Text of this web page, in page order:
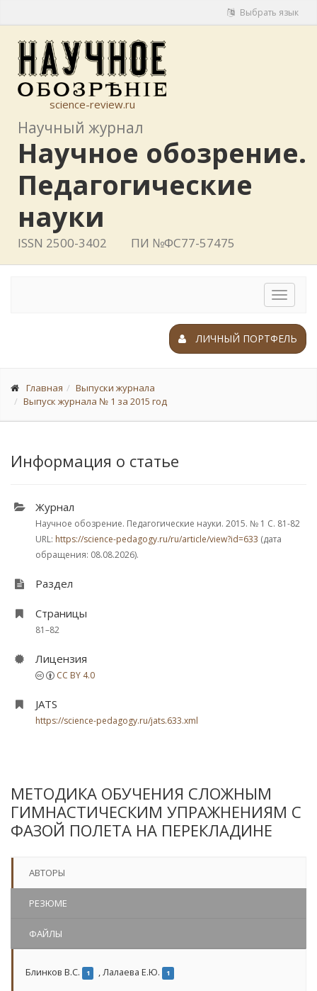
Выбрать язык
science-review.ru
Научный журнал
Научное обозрение.
Педагогические
науки
ISSN 2500-3402 ПИ №ФС77-57475
Toggle
ЛИЧНЫЙ ПОРТФЕЛЬ
Главная
Выпуски журнала
Выпуск журнала № 1 за 2015 год
Информация о статье
Журнал
Научное обозрение. Педагогические науки. 2015. № 1 С. 81-82
URL: https://science-pedagogy.ru/ru/article/view?id=633 (дата
обращения: 08.08.2026).
Раздел
Страницы
81–82
Лицензия
CC BY 4.0
JATS
https://science-pedagogy.ru/jats.633.xml
МЕТОДИКА ОБУЧЕНИЯ СЛОЖНЫМ
ГИМНАСТИЧЕСКИМ УПРАЖНЕНИЯМ С
ФАЗОЙ ПОЛЕТА НА ПЕРЕКЛАДИНЕ
АВТОРЫ
РЕЗЮМЕ
ФАЙЛЫ
Блинков В.С. 1 ,Лалаева Е.Ю. 1